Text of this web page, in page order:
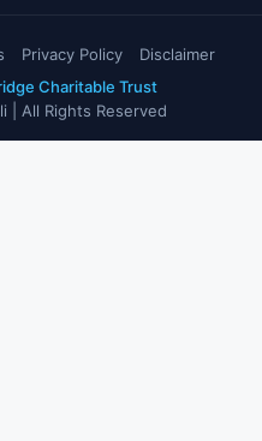
Privacy Policy
Disclaimer
Charitable Trust
| All Rights Reserved